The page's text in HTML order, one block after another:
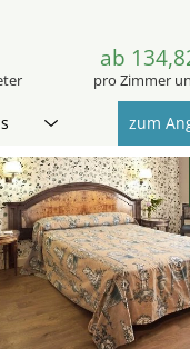
ab
pro Zimmer
zum